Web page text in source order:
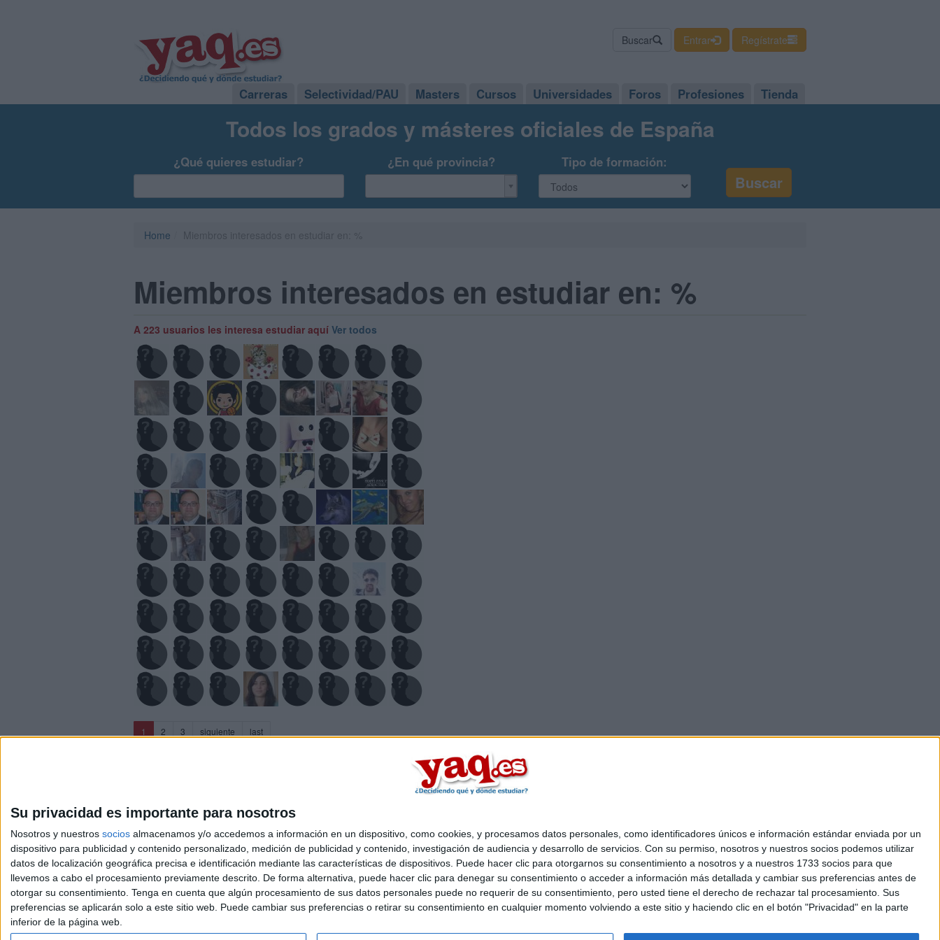
Su privacidad es importante para nosotros
Nosotros y nuestros socios almacenamos y/o accedemos a información en un dispositivo, como cookies, y procesamos datos personales, como identificadores únicos e información estándar enviada por un
dispositivo para publicidad y contenido personalizado, medición de publicidad y contenido, investigación de audiencia y desarrollo de servicios. Con su permiso, nosotros y nuestros socios podemos utilizar
datos de localización geográfica precisa e identificación mediante las características de dispositivos. Puede hacer clic para otorgarnos su consentimiento a nosotros y a nuestros 1733 socios para que
llevemos a cabo el procesamiento previamente descrito. De forma alternativa, puede hacer clic para denegar su consentimiento o acceder a información más detallada y cambiar sus preferencias antes de
otorgar su consentimiento. Tenga en cuenta que algún procesamiento de sus datos personales puede no requerir de su consentimiento, pero usted tiene el derecho de rechazar tal procesamiento. Sus
preferencias se aplicarán solo a este sitio web. Puede cambiar sus preferencias o retirar su consentimiento en cualquier momento volviendo a este sitio y haciendo clic en el botón "Privacidad" en la parte
inferior de la página web.
Buscar Entrar Regístrate
Carreras Selectividad/PAU Masters Cursos Universidades Foros Profesiones Tienda
Todos los grados y másteres oficiales de España
¿Qué quieres estudiar? ¿En qué provincia? Tipo de formación:
Home
Miembros interesados en estudiar en: %
A 223 usuarios les interesa estudiar aquí Ver todos
1 (current)
2 3 siguiente last
Quiénes somos|Contactar|Anúnciate
Aviso legal|Politica de privacidad|Condiciones generales|Política de cookies
© 2003-2026Compás Mediterráneo S.L.- Diego de León 47 - 28006 Madrid [ESPAÑA] - Tel. +34 91 593 2767